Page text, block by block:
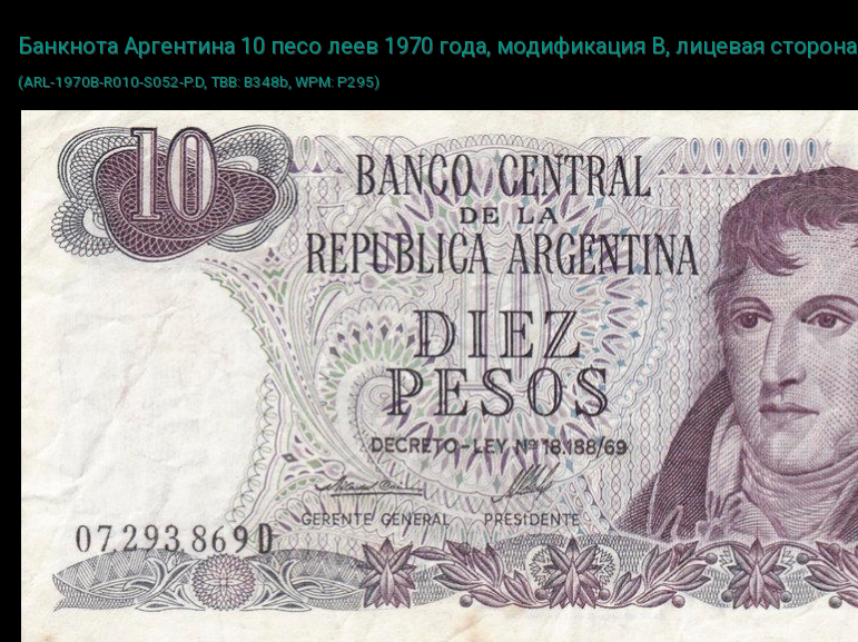
Банкнота Аргентина 10 песо леев 1970 года, модификация B, лицевая сторона
(ARL-1970B-R010-S052-P.D, TBB: B348b, WPM: P295)